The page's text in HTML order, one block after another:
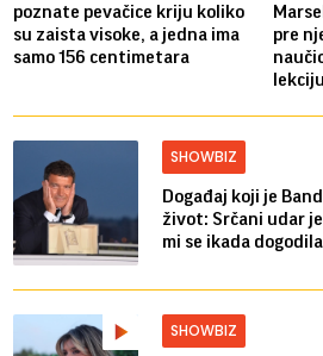
poznate pevačice kriju koliko
su zaista visoke, a jedna ima
samo 156 centimetara
pre
SHOWBIZ
Događaj koji je
život: Srčani udar
mi se ikada
SHOWBIZ